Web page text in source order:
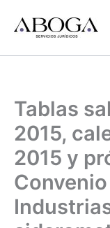
contenido
Tablas
2015,
2015 y